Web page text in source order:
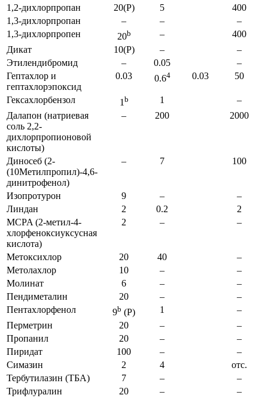
1,2-дихлорпропан
20(P) 5
400
1,3-дихлорпропан
– –
–
1,3-дихлорпропен
20b –
400
Дикат
10(P) –
–
Этилендибромид
– 0.05
–
Гептахлор и
гептахлорэпоксид
0.03 0.64 0.03 50
Гексахлорбензол 1 b 1
–
Далапон (натриевая
соль 2,2-
дихлорпропионовой
кислоты)
– 200 2000
Диносеб (2-
(10Метилпропил)-4,6-
динитрофенол)
– 7 100
Изопротурон 9 –
–
Линдан
2 0.2
2
MCPA (2-метил-4-
хлорфеноксиуксусная
кислота)
2 – –
Метоксихлор 20 40
–
Метолахлор
10 –
–
Молинат
6 –
–
Пендиметалин
20 –
–
Пентахлорфенол
9b (P) 1
–
Перметрин
20 –
–
Пропанил
20 –
–
Пиридат
100 –
–
Симазин
2 4
отс.
Тербутилазин (ТБА)
7 –
–
Трифлуралин
20 –
–